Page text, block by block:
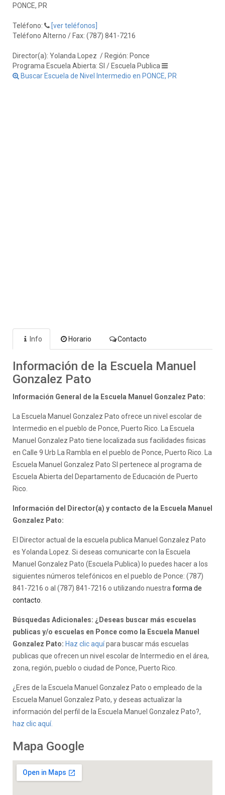
PONCE, PR
Teléfono:
[ver teléfonos]
Teléfono Alterno / Fax: (787) 841-7216
Director(a): Yolanda Lopez / Región: Ponce
Programa Escuela Abierta: SI / Escuela Publica
Buscar Escuela de Nivel Intermedio en PONCE, PR
Info Horario Contacto
Información de la Escuela Manuel
Gonzalez Pato
Información General de la Escuela Manuel Gonzalez Pato:
La Escuela Manuel Gonzalez Pato ofrece un nivel escolar de
Intermedio en el pueblo de Ponce, Puerto Rico. La Escuela
Manuel Gonzalez Pato tiene localizada sus facilidades fisicas
en Calle 9 Urb La Rambla en el pueblo de Ponce, Puerto Rico. La
Escuela Manuel Gonzalez Pato SI pertenece al programa de
Escuela Abierta del Departamento de Educación de Puerto
Rico.
Información del Director(a) y contacto de la Escuela Manuel
Gonzalez Pato:
El Director actual de la escuela publica Manuel Gonzalez Pato
es Yolanda Lopez. Si deseas comunicarte con la Escuela
Manuel Gonzalez Pato (Escuela Publica) lo puedes hacer a los
siguientes números telefónicos en el pueblo de Ponce: (787)
841-7216 o al (787) 841-7216 o utilizando nuestra forma de
contacto
Búsquedas Adicionales: ¿Deseas buscar más escuelas
publicas y/o escuelas en Ponce como la Escuela Manuel
Gonzalez Pato: Haz clic aquípara buscar más escuelas
publicas que ofrecen un nivel escolar de Intermedio en el área,
zona, región, pueblo o ciudad de Ponce, Puerto Rico.
¿Eres de la Escuela Manuel Gonzalez Pato o empleado de la
Escuela Manuel Gonzalez Pato, y deseas actualizar la
información del perfil de la Escuela Manuel Gonzalez Pato?,
haz clic aquí.
Mapa Google